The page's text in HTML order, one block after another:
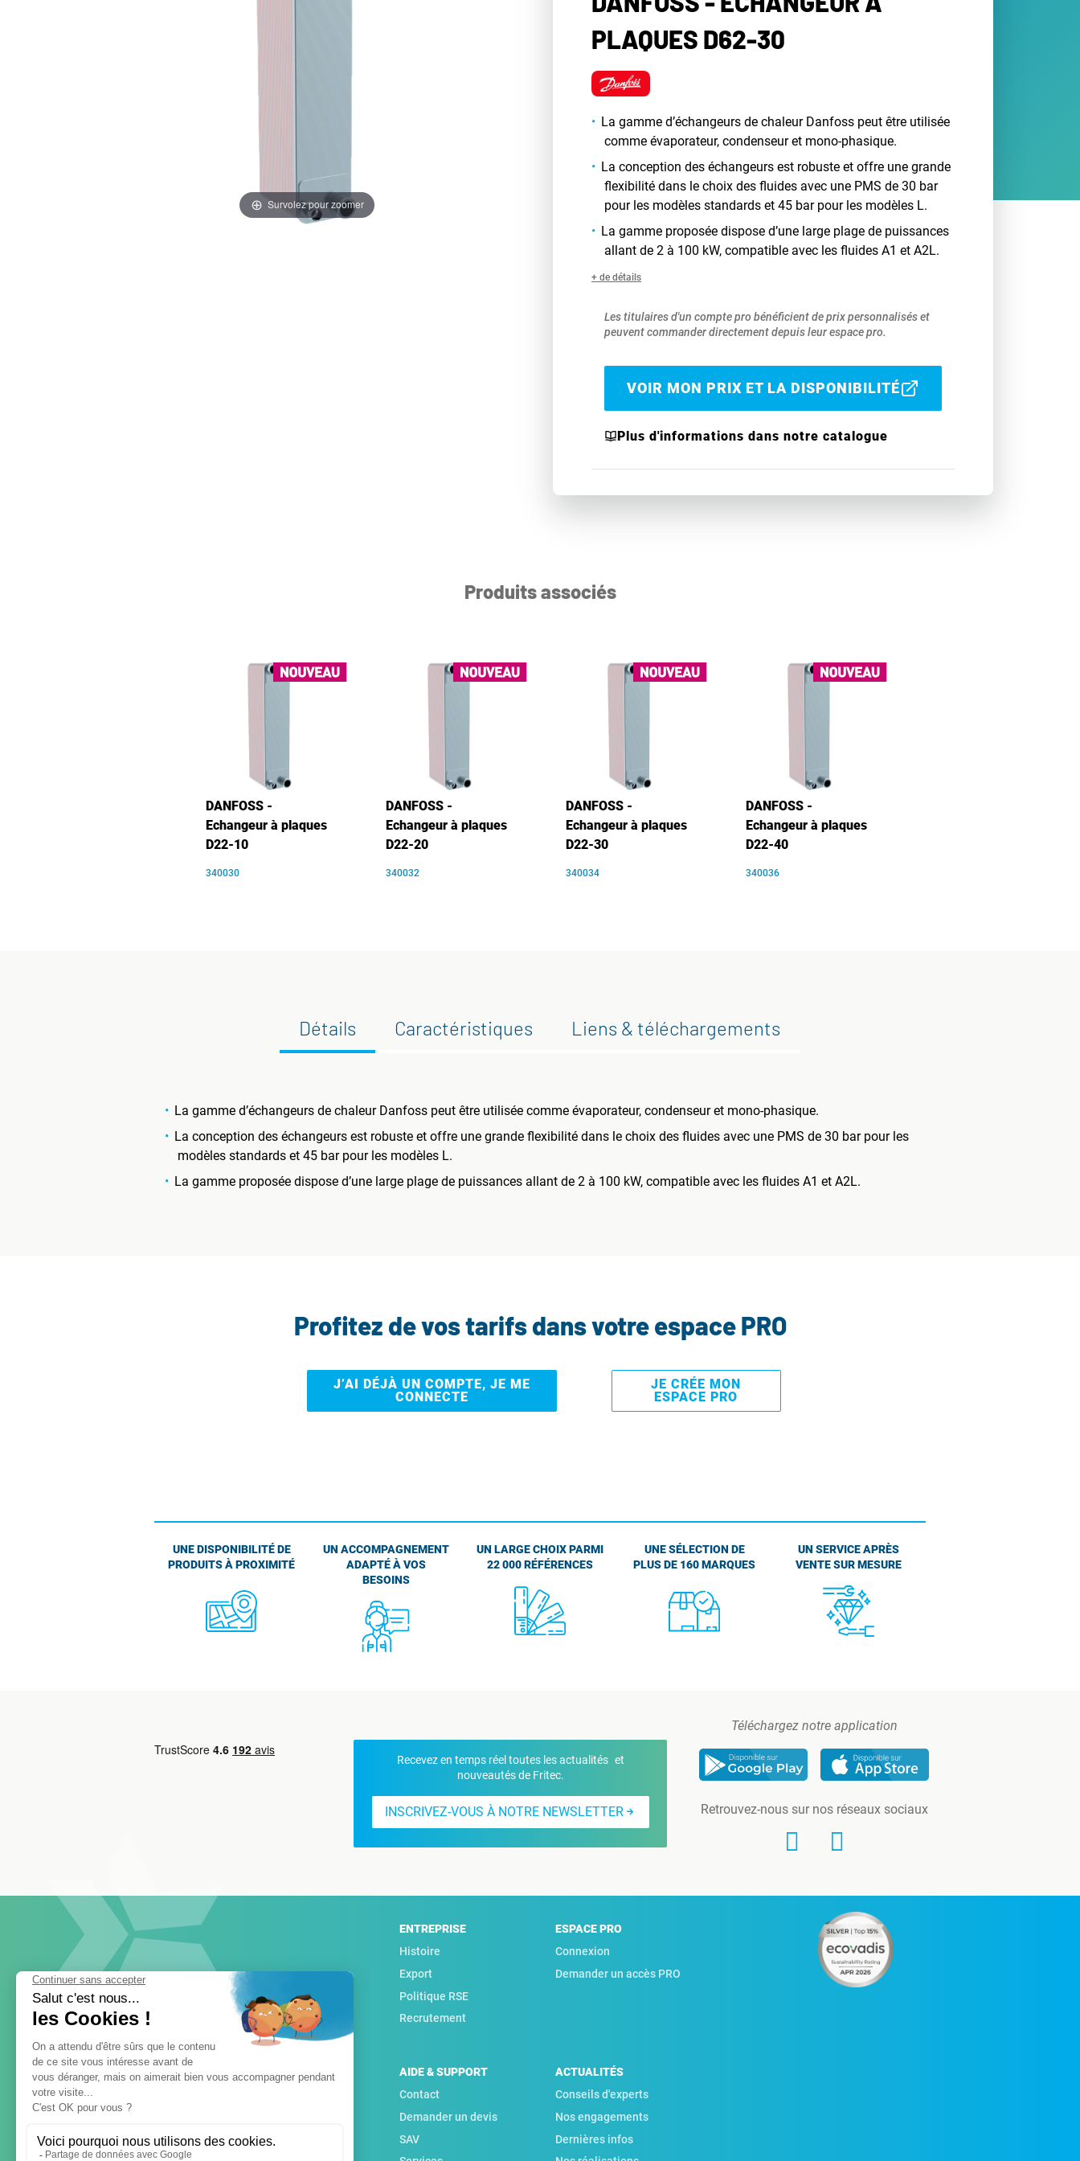
Survolez pour zoomer
PLAQUES D62-30
La gamme d’échangeurs de chaleur Danfoss peut être utilisée
comme évaporateur, condenseur et mono-phasique.
La conception des échangeurs est robuste et offre une grande
flexibilité dans le choix des fluides avec une PMS de 30 bar
pour les modèles standards et 45 bar pour les modèles L.
La gamme proposée dispose d’une large plage de puissances
allant de 2 à 100 kW, compatible avec les fluides A1 et A2L.
+ de détails
Les titulaires d'un compte pro bénéficient de prix personnalisés et
peuvent commander directement depuis leur espace pro.
VOIR MON PRIX ET LA DISPONIBILITÉ
Plus d'informations dans notre catalogue
Produits associés
DANFOSS -
Echangeur à plaques
D22-10
340030
DANFOSS -
Echangeur à plaques
D22-20
340032
DANFOSS -
Echangeur à plaques
D22-30
340034
DANFOSS -
Echangeur à plaques
D22-40
340036
Détails Caractéristiques Liens & téléchargements
La gamme d’échangeurs de chaleur Danfoss peut être utilisée comme évaporateur, condenseur et mono-phasique.
La conception des échangeurs est robuste et offre une grande flexibilité dans le choix des fluides avec une PMS de 30 bar pour les
modèles standards et 45 bar pour les modèles L.
La gamme proposée dispose d’une large plage de puissances allant de 2 à 100 kW, compatible avec les fluides A1 et A2L.
Profitez de vos tarifs dans votre espace PRO
J’AI DÉJÀ UN COMPTE, JE ME
CONNECTE
JE CRÉE MON
ESPACE PRO
UNE DISPONIBILITÉ DE
PRODUITS À PROXIMITÉ
UN ACCOMPAGNEMENT
ADAPTÉ À VOS
BESOINS
UN LARGE CHOIX PARMI
22 000 RÉFÉRENCES
UNE SÉLECTION DE
PLUS DE 160 MARQUES
UN SERVICE APRÈS
VENTE SUR MESURE
Recevez en temps réel toutes les actualités et
nouveautés de Fritec.
INSCRIVEZ-VOUS À NOTRE NEWSLETTER
Téléchargez notre application
Retrouvez-nous sur nos réseaux sociaux
ENTREPRISE
Histoire
Export
Politique RSE
Recrutement
ESPACE PRO
Connexion
Demander un accès PRO
AIDE & SUPPORT
Contact
Demander un devis
SAV
ACTUALITÉS
Conseils d'experts
Nos engagements
Dernières infos